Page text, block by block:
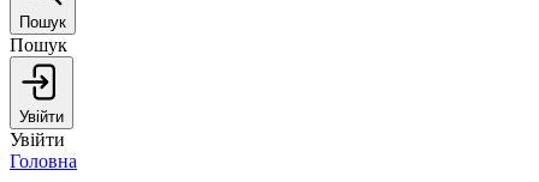
Пошук
Пошук
Увійти
Увійти
Головна